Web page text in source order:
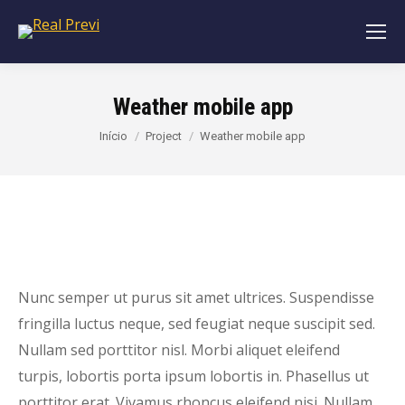
Weather mobile app
Você está aqui:
Início Project Weather mobile app
Nunc semper ut purus sit amet ultrices. Suspendisse
fringilla luctus neque, sed feugiat neque suscipit sed.
Nullam sed porttitor nisl. Morbi aliquet eleifend
turpis, lobortis porta ipsum lobortis in. Phasellus ut